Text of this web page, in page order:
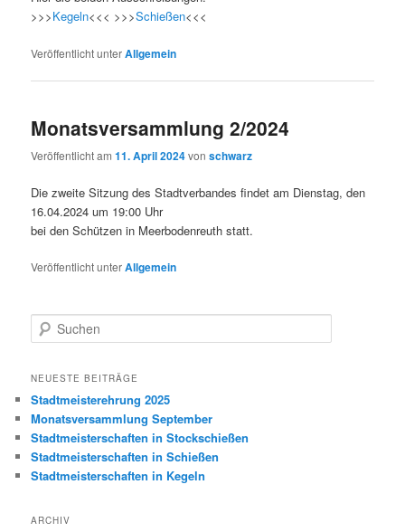
>>>Kegeln<<< >>>Schießen<<<
Veröffentlicht unterAllgemein
Monatsversammlung 2/2024
Veröffentlicht am11. April 2024vonschwarz
Die zweite Sitzung des Stadtverbandes findet am Dienstag, den
16.04.2024 um 19:00 Uhr
bei den Schützen in Meerbodenreuth statt.
Veröffentlicht unterAllgemein
u
h
n
NEUESTE BEITRÄGE
Stadtmeisterehrung 2025
Monatsversammlung September
Stadtmeisterschaften in Stockschießen
Stadtmeisterschaften in Schießen
Stadtmeisterschaften in Kegeln
ARCHIV